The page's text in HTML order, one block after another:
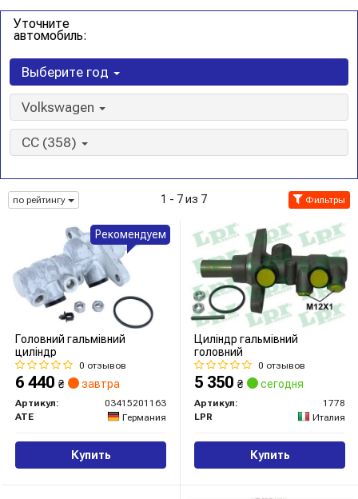
Уточните
автомобиль:
Выберите год
Volkswagen
CC (358)
по рейтингу 1 - 7 из 7 Фильтры
Головний гальмівний
циліндр
0 отзывов
6 440 ₴ завтра
Артикул:
03415201163
ATE
Германия
Купить
Рекомендуем
Циліндр гальмівний
головний
0 отзывов
5 350 ₴ сегодня
Артикул:
1778
LPR
Италия
Купить